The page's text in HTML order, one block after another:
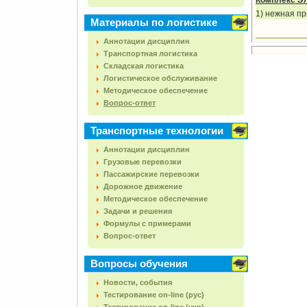
Материалы по логистике
Аннотации дисциплин
Транспортная логистика
Складская логистика
Логистическое обслуживание
Методическое обеспечение
Вопрос-ответ
Транспортные технологии
Аннотации дисциплин
Грузовые перевозки
Пассажирские перевозки
Дорожное движение
Методическое обеспечение
Задачи и решения
Формулы с примерами
Вопрос-ответ
Вопросы обучения
Новости, события
Тестирование on-line (рус)
1) нежная